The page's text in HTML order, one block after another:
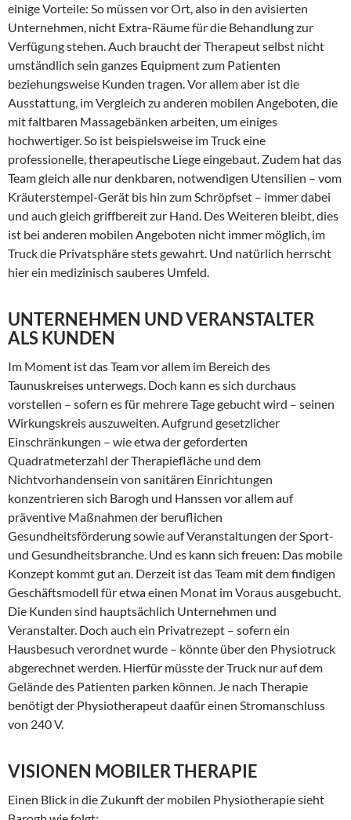
einige Vorteile: So müssen vor Ort, also in den avisierten
Unternehmen, nicht Extra-Räume für die Behandlung zur
Verfügung stehen. Auch braucht der Therapeut selbst nicht
umständlich sein ganzes Equipment zum Patienten
beziehungsweise Kunden tragen. Vor allem aber ist die
Ausstattung, im Vergleich zu anderen mobilen Angeboten, die
mit faltbaren Massagebänken arbeiten, um einiges
hochwertiger. So ist beispielsweise im Truck eine
professionelle, therapeutische Liege eingebaut. Zudem hat das
Team gleich alle nur denkbaren, notwendigen Utensilien – vom
Kräuterstempel-Gerät bis hin zum Schröpfset – immer dabei
und auch gleich griffbereit zur Hand. Des Weiteren bleibt, dies
ist bei anderen mobilen Angeboten nicht immer möglich, im
Truck die Privatsphäre stets gewahrt. Und natürlich herrscht
hier ein medizinisch sauberes Umfeld.
UNTERNEHMEN UND VERANSTALTER
ALS KUNDEN
Im Moment ist das Team vor allem im Bereich des
Taunuskreises unterwegs. Doch kann es sich durchaus
vorstellen – sofern es für mehrere Tage gebucht wird – seinen
Wirkungskreis auszuweiten. Aufgrund gesetzlicher
Einschränkungen – wie etwa der geforderten
Quadratmeterzahl der Therapiefläche und dem
Nichtvorhandensein von sanitären Einrichtungen
konzentrieren sich Barogh und Hanssen vor allem auf
präventive Maßnahmen der beruflichen
Gesundheitsförderung sowie auf Veranstaltungen der Sport-
und Gesundheitsbranche. Und es kann sich freuen: Das mobile
Konzept kommt gut an. Derzeit ist das Team mit dem findigen
Geschäftsmodell für etwa einen Monat im Voraus ausgebucht.
Die Kunden sind hauptsächlich Unternehmen und
Veranstalter. Doch auch ein Privatrezept – sofern ein
Hausbesuch verordnet wurde – könnte über den Physiotruck
abgerechnet werden. Hierfür müsste der Truck nur auf dem
Gelände des Patienten parken können. Je nach Therapie
benötigt der Physiotherapeut daafür einen Stromanschluss
von 240 V.
VISIONEN MOBILER THERAPIE
Einen Blick in die Zukunft der mobilen Physiotherapie sieht